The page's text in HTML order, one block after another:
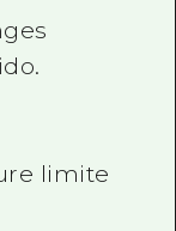
limite